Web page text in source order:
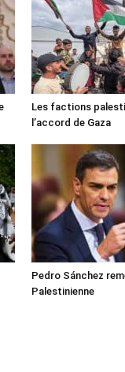
Les factions
l’accord de Gaza
Pedro Sánchez
Palestinienne